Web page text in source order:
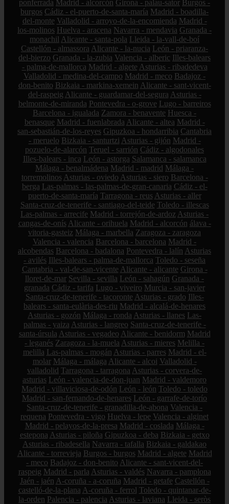
ponferrada Madrid - alcorcón Girona - palau-sator Burgos -
burgos Cádiz - el-puerto-de-santa-maría Madrid - boadilla-
del-monte Valladolid - arroyo-de-la-encomienda Madrid -
los-molinos Huelva - aracena Navarra - mendavia Granada -
monachil Alicante - santa-pola Lleida - la-vall-de-boí
Castellón - almassora Alicante - la-nucia León - priaranza-
del-bierzo Granada - la-zubia Valencia - alberic Illes-balears
- palma-de-mallorca Madrid - algete Asturias - ribadedeva
Valladolid - medina-del-campo Madrid - meco Badajoz -
don-benito Bizkaia - markina-xemein Alicante - sant-vicent-
del-raspeig Alicante - guardamar-del-segura Asturias -
belmonte-de-miranda Pontevedra - o-grove Lugo - barreiros
Barcelona - igualada Zamora - benavente Huesca -
benasque Madrid - fuenlabrada Alicante - altea Madrid -
san-sebastián-de-los-reyes Gipuzkoa - hondarribia Cantabria
- meruelo Bizkaia - santurtzi Asturias - gijón Madrid -
pozuelo-de-alarcón Teruel - sarrión Cádiz - algodonales
Illes-balears - inca León - astorga Salamanca - salamanca
Málaga - benalmádena Madrid - madrid Málaga -
torremolinos Asturias - oviedo Asturias - siero Barcelona -
berga Las-palmas - las-palmas-de-gran-canaria Cádiz - el-
puerto-de-santa-maría Tarragona - reus Asturias - aller
Santa-cruz-de-tenerife - santiago-del-teide Toledo - illescas
Las-palmas - arrecife Madrid - torrejón-de-ardoz Asturias -
cangas-de-onís Alicante - orihuela Madrid - alcorcón álava -
vitoria-gasteiz Málaga - marbella Zaragoza - zaragoza
Valencia - valencia Barcelona - barcelona Madrid -
alcobendas Barcelona - badalona Pontevedra - lalín Asturias
- avilés Illes-balears - palma-de-mallorca Toledo - seseña
Cantabria - val-de-san-vicente Alicante - alicante Girona -
lloret-de-mar Sevilla - sevilla León - sahagún Granada -
granada Cádiz - tarifa Lugo - viveiro Murcia - san-javier
Santa-cruz-de-tenerife - tacoronte Asturias - grado Illes-
balears - santa-eulària-des-riu Madrid - alcalá-de-henares
Asturias - gozón Málaga - ronda Asturias - llanes Las-
palmas - yaiza Asturias - langreo Santa-cruz-de-tenerife -
santa-úrsula Asturias - vegadeo Alicante - benidorm Madrid
- leganés Zaragoza - la-muela Asturias - mieres Melilla -
melilla Las-palmas - mogán Asturias - parres Madrid - el-
molar Málaga - málaga Alicante - alcoi Valladolid -
valladolid Tarragona - tarragona Asturias - corvera-de-
asturias León - valencia-de-don-juan Madrid - valdemoro
Madrid - villaviciosa-de-odón León - león Toledo - toledo
Madrid - san-fernando-de-henares León - garrafe-de-torío
Santa-cruz-de-tenerife - granadilla-de-abona Valencia -
requena Pontevedra - vigo Huelva - lepe Valencia - alginet
Madrid - pelayos-de-la-presa Madrid - coslada Málaga -
estepona Asturias - piloña Gipuzkoa - deba Bizkaia - getxo
Asturias - ribadesella Navarra - tafalla Bizkaia - galdakao
Alicante - torrevieja Burgos - burgos Madrid - algete Madrid
- meco Badajoz - don-benito Alicante - sant-vicent-del-
raspeig Madrid - parla Asturias - valdés Navarra - pamplona
Jaén - jaén A-coruña - a-coruña Madrid - getafe Castellón -
castelló-de-la-plana A-coruña - ferrol Toledo - quintanar-de-
la-orden Palencia - palencia Asturias - laviana Lleida - seròs